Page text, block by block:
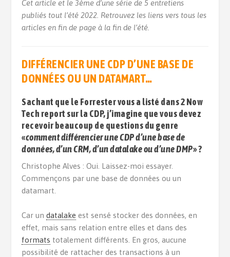
Cet article et le 3ème d’une série de 5 entretiens
publiés tout l’été 2022. Retrouvez les liens vers tous les
articles en fin de page à la fin de l’été.
DIFFÉRENCIER UNE CDP D’UNE BASE DE
DONNÉES OU UN DATAMART…
Sachant que le Forrester vous a listé dans 2 Now
Tech report sur la CDP, j’imagine que vous devez
recevoir beaucoup de questions du genre
«comment différencier une CDP d’une base de
données, d’un CRM, d’un datalake ou d’une DMP» ?
Christophe Alves : Oui. Laissez-moi essayer.
Commençons par une base de données ou un
datamart.
Car undatalake est sensé stocker des données, en
effet, mais sans relation entre elles et dans des
formats totalement différents. En gros, aucune
possibilité de rattacher des transactions à un